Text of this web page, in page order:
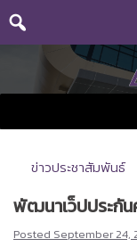
Skip
ข่าวประชาสัมพันธ์
พัฒนาเว็ปประกั
Posted September 24,